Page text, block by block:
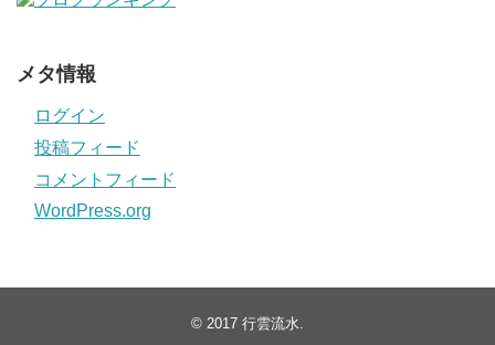
メタ情報
ログイン
投稿フィード
コメントフィード
WordPress.org
© 2017 行雲流水